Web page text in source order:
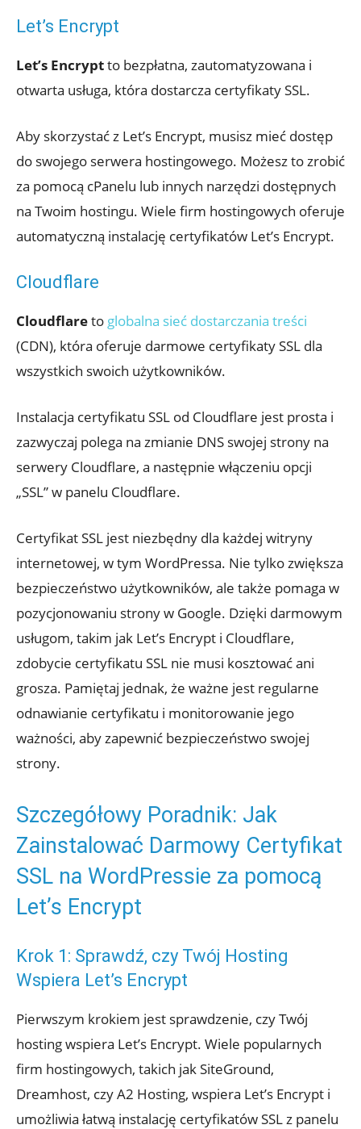
Let’s Encrypt
Let’s Encryptto bezpłatna, zautomatyzowana i
otwarta usługa, która dostarcza certyfikaty SSL.
Aby skorzystać z Let’s Encrypt, musisz mieć dostęp
do swojego serwera hostingowego. Możesz to zrobić
za pomocą cPanelu lub innych narzędzi dostępnych
na Twoim hostingu. Wiele firm hostingowych oferuje
automatyczną instalację certyfikatów Let’s Encrypt.
Cloudflare
Cloudflareto globalna sieć dostarczania treści
(CDN), która oferuje darmowe certyfikaty SSL dla
wszystkich swoich użytkowników.
Instalacja certyfikatu SSL od Cloudflare jest prosta i
zazwyczaj polega na zmianie DNS swojej strony na
serwery Cloudflare, a następnie włączeniu opcji
„SSL” w panelu Cloudflare.
Certyfikat SSL jest niezbędny dla każdej witryny
internetowej, w tym WordPressa. Nie tylko zwiększa
bezpieczeństwo użytkowników, ale także pomaga w
pozycjonowaniu strony w Google. Dzięki darmowym
usługom, takim jak Let’s Encrypt i Cloudflare,
zdobycie certyfikatu SSL nie musi kosztować ani
grosza. Pamiętaj jednak, że ważne jest regularne
odnawianie certyfikatu i monitorowanie jego
ważności, aby zapewnić bezpieczeństwo swojej
strony.
Szczegółowy Poradnik: Jak
Zainstalować Darmowy Certyfikat
SSL na WordPressie za pomocą
Let’s Encrypt
Krok 1: Sprawdź, czy Twój Hosting
Wspiera Let’s Encrypt
Pierwszym krokiem jest sprawdzenie, czy Twój
hosting wspiera Let’s Encrypt. Wiele popularnych
firm hostingowych, takich jak SiteGround,
Dreamhost, czy A2 Hosting, wspiera Let’s Encrypt i
umożliwia łatwą instalację certyfikatów SSL z panelu